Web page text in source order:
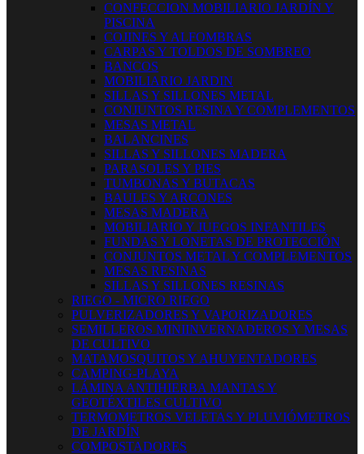
CONFECCION MOBILIARIO JARDÍN Y
PISCINA
COJINES Y ALFOMBRAS
CARPAS Y TOLDOS DE SOMBREO
BANCOS
MOBILIARIO JARDIN
SILLAS Y SILLONES METAL
CONJUNTOS RESINA Y COMPLEMENTOS
MESAS METAL
BALANCINES
SILLAS Y SILLONES MADERA
PARASOLES Y PIES
TUMBONAS Y BUTACAS
BAULES Y ARCONES
MESAS MADERA
MOBILIARIO Y JUEGOS INFANTILES
FUNDAS Y LONETAS DE PROTECCIÓN
CONJUNTOS METAL Y COMPLEMENTOS
MESAS RESINAS
SILLAS Y SILLONES RESINAS
RIEGO - MICRO RIEGO
PULVERIZADORES Y VAPORIZADORES
SEMILLEROS MINIINVERNADEROS Y MESAS
DE CULTIVO
MATAMOSQUITOS Y AHUYENTADORES
CAMPING-PLAYA
LÁMINA ANTIHIERBA MANTAS Y
GEOTÉXTILES CULTIVO
TERMOMETROS VELETAS Y PLUVIÓMETROS
DE JARDÍN
COMPOSTADORES